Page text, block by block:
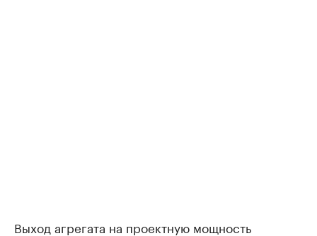
Выход агрегата на проектную мощность